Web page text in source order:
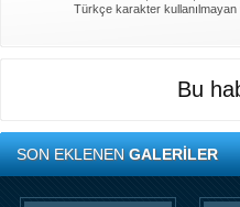
Türkçe karakter kullanılmayan
Bu
SON EKLENENGALERİLER